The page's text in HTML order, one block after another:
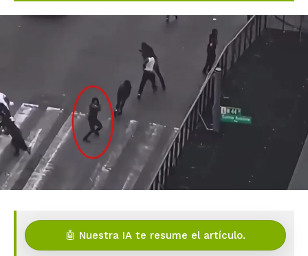
🤖 Nuestra IA te resume el artículo.